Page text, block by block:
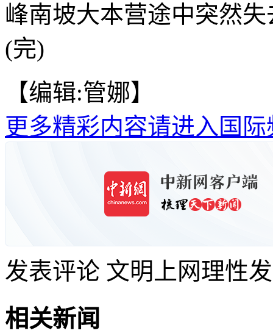
峰南坡大本营途中突然
(完)
【编辑:管娜】
更多精彩内容请进入国际
发表评论 文明上网理性
相关新闻